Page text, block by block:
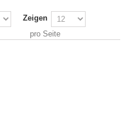
Zeigen
pro Seite